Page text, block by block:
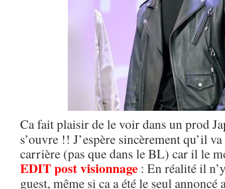
Ca fait plaisir de le voir dans un prod
s’ouvre !! J’espère sincèrement qu’il
carrière (pas que dans le BL) car il le
EDIT post visionnage : En réalité il
guest, même si ca a été le seul